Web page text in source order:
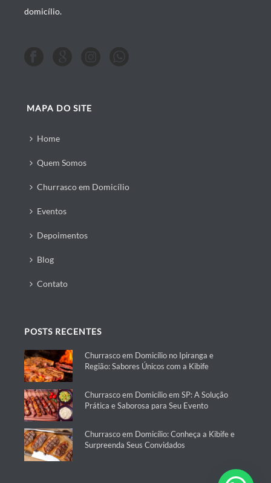
domicílio.
MAPA DO SITE
Home
Quem Somos
Churrasco em Domicílio
Eventos
Depoimentos
Blog
Contato
POSTS RECENTES
Churrasco em Domicílio no Ipiranga e
Região: Sabores Únicos com a Kibife
Churrasco em Domicílio em SP: A Solução
Prática e Saborosa para Seu Evento
Churrasco em Domicílio: Conheça a Kibife e
Surpreenda Seus Convidados